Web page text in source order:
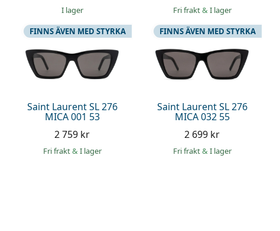
I lager Fri frakt& I lager
Saint Laurent SL 276
MICA 001 53
FINNS ÄVEN MED STYRKA
2 759 kr
Fri frakt& I lager
Saint Laurent SL 276
MICA 032 55
FINNS ÄVEN MED STYRKA
2 699 kr
Fri frakt& I lager
glasögon.
Jag kan höra ett ljud när jag sätter på
mig glasögonen, förmodligen kommer